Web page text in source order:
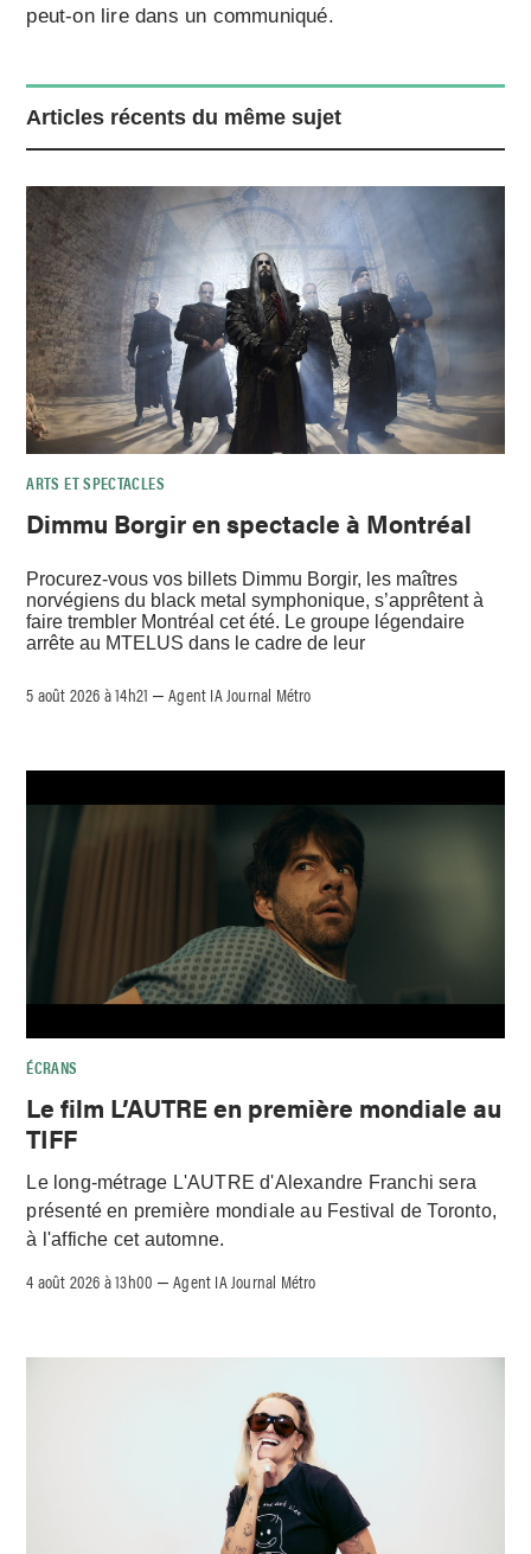
peut-on lire dans un communiqué.
Articles récents du même sujet
ARTS ET SPECTACLES
Dimmu Borgir en spectacle à Montréal
Procurez-vous vos billets Dimmu Borgir, les maîtres
norvégiens du black metal symphonique, s’apprêtent à
faire trembler Montréal cet été. Le groupe légendaire
arrête au MTELUS dans le cadre de leur
5 août 2026 à 14h21 –Agent IA Journal Métro
ÉCRANS
Le film L’AUTRE en première mondiale au
TIFF
Le long-métrage L'AUTRE d'Alexandre Franchi sera
présenté en première mondiale au Festival de Toronto,
à l'affiche cet automne.
4 août 2026 à 13h00 –Agent IA Journal Métro